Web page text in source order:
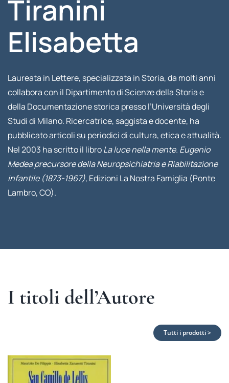
Tiranini
Elisabetta
Laureata in Lettere, specializzata in Storia, da molti anni
collabora con il Dipartimento di Scienze della Storia e
della Documentazione storica presso l’Università degli
Studi di Milano. Ricercatrice, saggista e docente, ha
pubblicato articoli su periodici di cultura, etica e attualità.
Nel 2003 ha scritto il libroLa luce nella mente. Eugenio
Medea precursore della Neuropsichiatria e Riabilitazione
infantile (1873-1967), Edizioni La Nostra Famiglia (Ponte
Lambro, CO).
I titoli dell’Autore
Tutti i prodotti >